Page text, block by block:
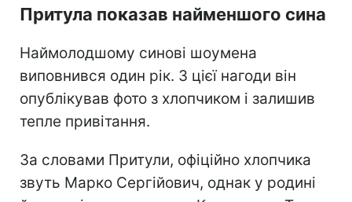
Притула показав найменшого сина
Наймолодшому синові шоумена
виповнився один рік. З цієї нагоди він
опублікував фото з хлопчиком і залишив
тепле привітання.
За словами Притули, офіційно хлопчика
звуть Марко Сергійович, однак у родині